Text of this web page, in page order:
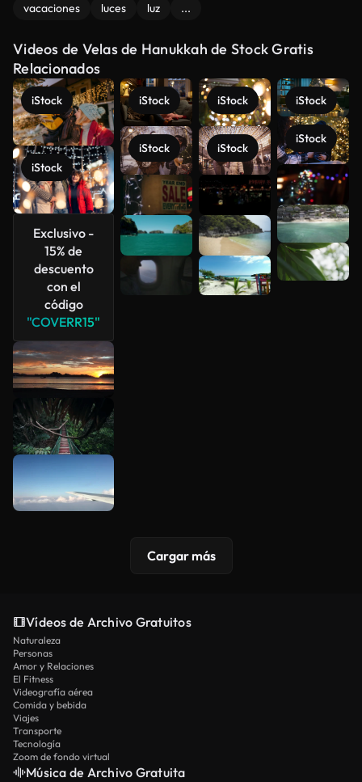
vacaciones luces luz ...
Videos de Velas de Hanukkah de Stock Gratis
Relacionados
iStock
iStock
Exclusivo -
15% de
descuento
con el
código
"COVERR15"
iStock
iStock
iStock
iStock
iStock
iStock
Ver más
Cargar más
Vídeos de Archivo Gratuitos
Naturaleza
Personas
Amor y Relaciones
El Fitness
Videografía aérea
Comida y bebida
Viajes
Transporte
Tecnología
Zoom de fondo virtual
Música de Archivo Gratuita